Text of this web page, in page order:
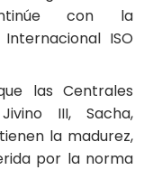
con la
ISO
las Centrales
III, Sacha,
la madurez,
por la norma